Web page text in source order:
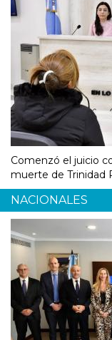
Comenzó el juicio
muerte de Trinidad
NACIONALES